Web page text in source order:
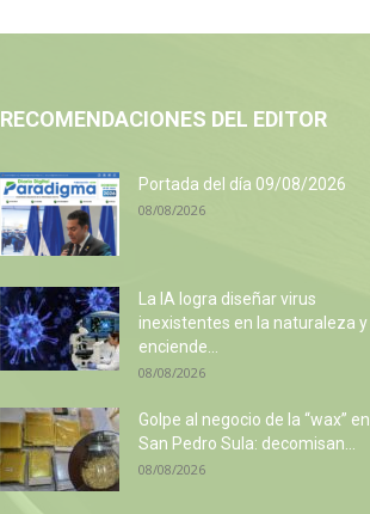
RECOMENDACIONES DEL EDITOR
Portada del día 09/08/2026
08/08/2026
La IA logra diseñar virus
inexistentes en la naturaleza y
enciende...
08/08/2026
Golpe al negocio de la “wax” en
San Pedro Sula: decomisan...
08/08/2026